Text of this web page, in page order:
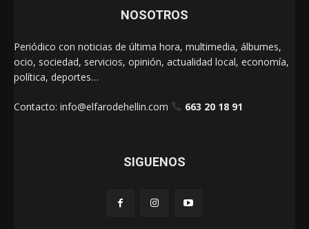
NOSOTROS
Periódico con noticias de última hora, multimedia, álbumes,
ocio, sociedad, servicios, opinión, actualidad local, economía,
política, deportes…
Contacto: info@elfarodehellin.com 663 20 18 91
SIGUENOS